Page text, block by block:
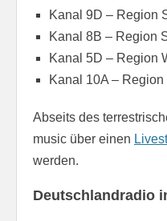
Kanal 9D – Region
Kanal 8B – Region
Kanal 5D – Region
Kanal 10A –
Abseits des
music über einen
werden.
Deutschlandradio